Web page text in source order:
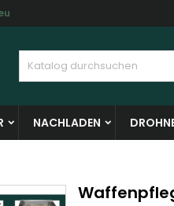
NACHLADEN
wishlists
Create new list
müssen angemeldet sein,